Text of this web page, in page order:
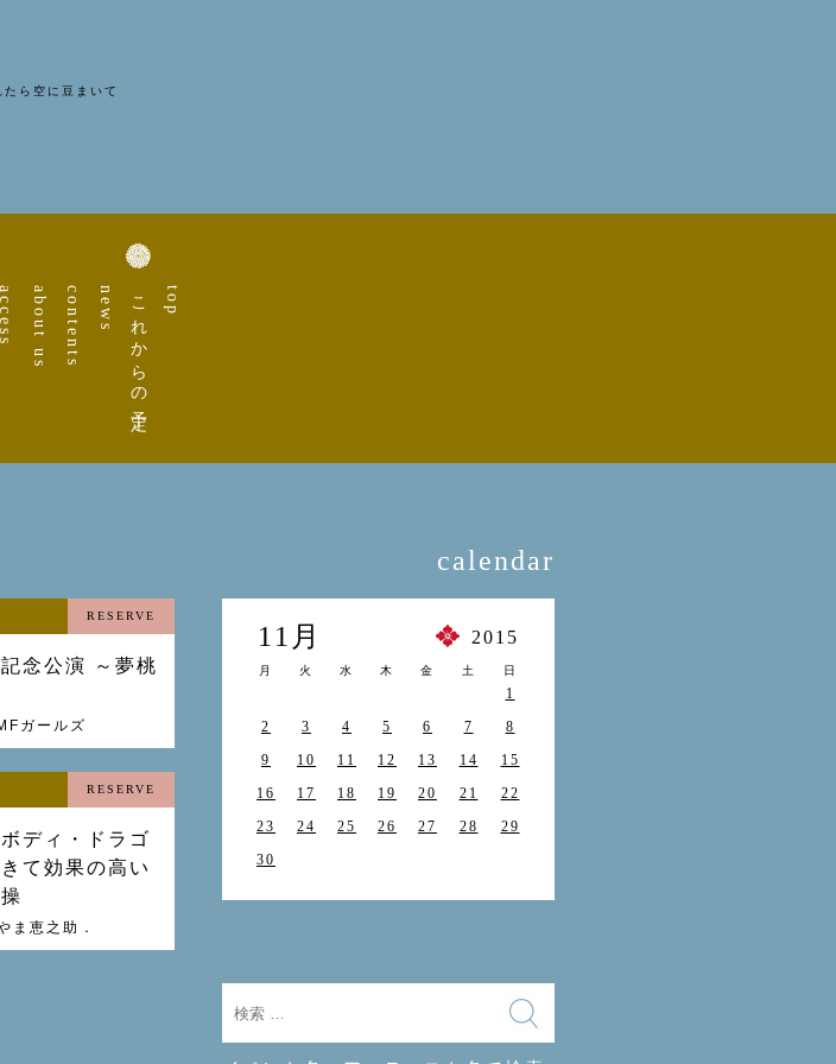
top
これからの予定
news
contents
about us
access
RESERVE
念公演 ～夢桃
ガールズ
RESERVE
ディ・ドラゴ
て効果の高い
ま恵之助．
calendar
11月 2015
月 火 水 木 金 土 日
1
2
3 4 5 6 7
8
9
10 11 12 13 14
15
16
17 18 19 20 21
22
23
24 25 26 27 28
29
30